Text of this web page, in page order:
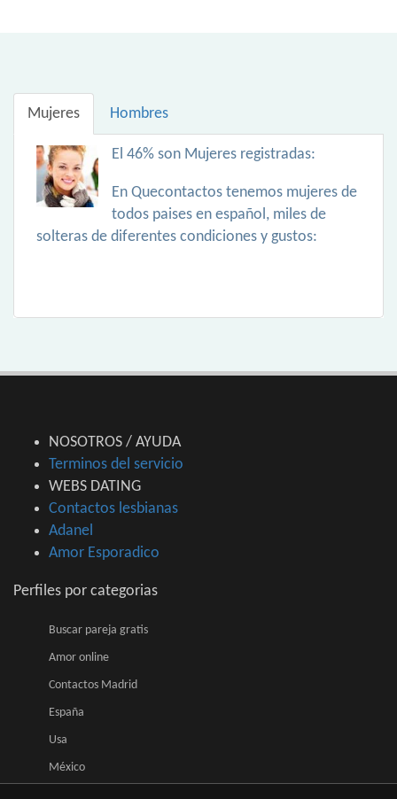
Mujeres Hombres
El 46% son Mujeres registradas:
En Quecontactos tenemos mujeres de
todos paises en español, miles de
solteras de diferentes condiciones y gustos:
NOSOTROS / AYUDA
Terminos del servicio
WEBS DATING
Contactos lesbianas
Adanel
Amor Esporadico
Perfiles por categorias
Buscar pareja gratis
Amor online
Contactos Madrid
España
Usa
México